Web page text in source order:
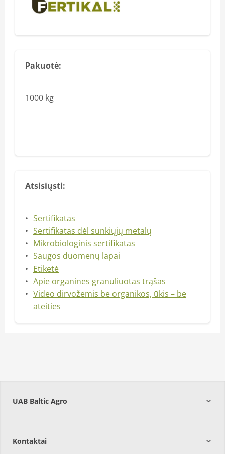
Pakuotė:
1000 kg
Atsisiųsti:
Sertifikatas
Sertifikatas dėl sunkiųjų metalų
Mikrobiologinis sertifikatas
Saugos duomenų lapai
Etiketė
Apie organines granuliuotas trąšas
Video dirvožemis be organikos, ūkis – be
ateities
UAB Baltic Agro
Kontaktai